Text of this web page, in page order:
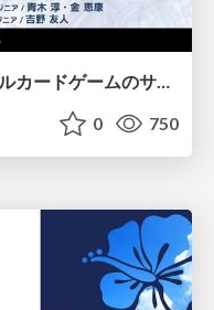
【CEDEC2026】次世代デジタルカードゲームのサーバー設計と運用 〜『Shadowverse: Worlds Beyond』の舞台裏～
0 750